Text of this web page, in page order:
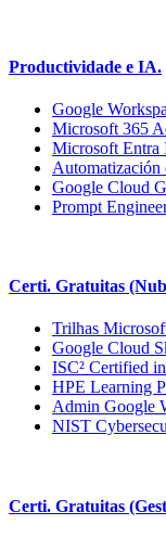
Productividade e IA.
Google
Microsoft 365
Microsoft Entra
Google Cloud
Prompt
Certi. Gratuitas
Trilhas
Google Cloud
ISC² Certified
HPE Learning
Admin Google
NIST
Certi. Gratuitas